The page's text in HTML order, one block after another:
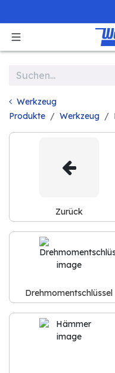
Werkzeug
Produkte
Werkzeug
Zurück
Drehmomentschlüssel